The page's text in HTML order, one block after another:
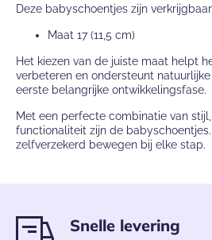
Deze babyschoentjes zijn
Maat 17 (11,5 cm)
Het kiezen van de juiste maat helpt
verbeteren en ondersteunt
eerste belangrijke ontwikkelingsfase.
Met een perfecte combinatie van
functionaliteit zijn de
zelfverzekerd bewegen bij elke stap.
Snelle levering